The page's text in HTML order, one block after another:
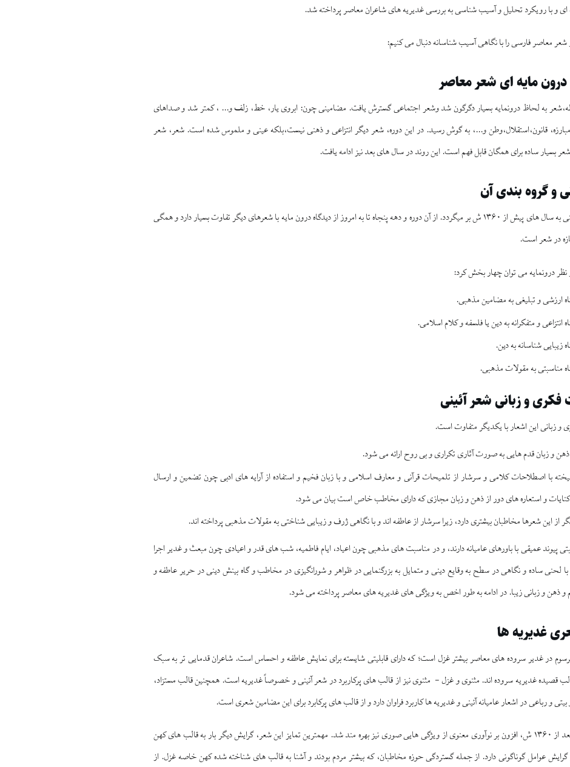
و با رويكرد تحليل و آسيب‏ شناسى به بررسى غديريه‏ هاى شاعران معاصر پرداخته شد.
معاصر فارسى را با نگاهى آسيب شناسانه دنبال مى‏ كنيم:
درون مايه ‏اى شعر معاصر
به لحاظ درون‏مايه بسيار دگرگون شد وشعر اجتماعى گسترش يافت. مضامينى چون: ابروى يار، خط، زلف و... ، كمتر شد و صداهاى
قانون،استقلال،وطن و...، به گوش رسيد. در اين دوره، شعر ديگر انتزاعى و ذهنى نيست،بلكه عينى و ملموس شده است. شعر، شعر
بسيار ساده براى همگان قابل فهم است. اين روند در سال ‏هاى بعد نيز ادامه يافت.
و گروه ‏بندى آن
شروع شعر آئينى به سال‏ هاى پيش از ۱۳۶۰ ش بر مى‏گردد. از آن دوره و دهه پنجاه تا به امروز از ديدگاه درون مايه با شعرهاى ديگر تفاوت بسيار دارد و همگى
در شعر است.
نظر درون‏مايه مى ‏توان چهار بخش كرد:
ارزشى و تبليغى به مضامين مذهبى.
انتزاعى و متفكرانه به دين يا فلسفه و كلام اسلامى.
زيبايى شناسانه به دين.
مناسبتى به مقولات مذهبى.
و زبانى شعر آئينى
زبانى اين اشعار با يكديگر متفاوت است.
و زبان قدم‏ هايى به صورت آثارى تكرارى و بى روح ارائه مى شود.
با اصطلاحات كلامى و سرشار از تلميحات قرآنى و معارف اسلامى و با زبان فخيم و استفاده از آرايه ‏هاى ادبى چون تضمين و ارسال
و استعاره‏ هاى دور از ذهن و زبان مجازى كه داراى مخاطب خاص است بيان مى‏ شود.
از اين شعرها مخاطبان بيشترى دارد، زيرا سرشار از عاطفه‏ اند و با نگاهى ژرف و زيبايى شناختى به مقولات مذهبى پرداخته ‏اند.
پيوند عميقى با باورهاى عاميانه دارند، و در مناسبت‏ هاى مذهبى چون اعياد، ايام فاطميه، شب‏ هاى قدر و اعيادى چون مبعث و غدير اجرا
لحنى ساده و نگاهى در سطح به وقايع دينى و متمايل به بزرگنمايى در ظواهر و شورانگيزى در مخاطب و گاه بينش دينى در حرير عاطفه و
و ذهن و زبانى زيبا. در ادامه به طور اخص به ويژگى‏ هاى غدیریه‏ هاى معاصر پرداخته مى‏ شود.
غديريه ‏ها
در غدير سروده‏ هاى معاصر بيشتر غزل است؛ كه داراى قابليتى شايسته براى نمايش عاطفه و احساس است. شاعران قدمايى‏ تر به سبک
قصيده غديريه سروده‏ اند. مثنوى و غزل - مثنوى نيز از قالب ‏هاى پركاربرد در شعر آئينى و خصوصاً غديريه است. همچنين قالب مستزاد،
و رباعى در اشعار عاميانه آئينى و غديريه‏ ها كاربرد فراوان دارد و از قالب ‏هاى پركابرد براى اين مضامين شعرى است.
شعر سال‏هاى بعد از ۱۳۶۰ ش، افزون بر نوآورى معنوى از ويژگى ‏هايى صورى نيز بهره‏ مند شد. مهم‏ترين تمايز اين شعر، گرايش ديگر بار به قالب‏ هاى كهن
عوامل گوناگونى دارد. از جمله گستردگى حوزه مخاطبان، كه بيشتر مردم بودند و آشنا به قالب‏ هاى شناخته شده كهن خاصه غزل. از